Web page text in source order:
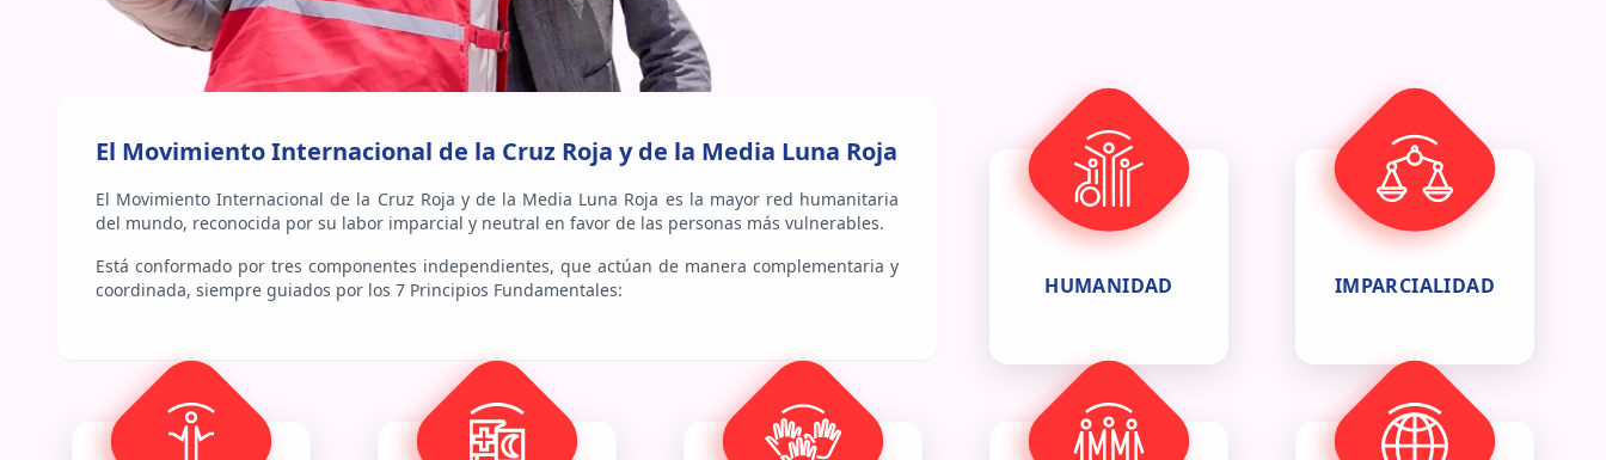
El Movimiento Internacional de la Cruz Roja y de la Media Luna Roja
El Movimiento Internacional de la Cruz Roja y de la Media Luna Roja es la mayor red humanitaria
del mundo, reconocida por su labor imparcial y neutral en favor de las personas más vulnerables.
Está conformado por tres componentes independientes, que actúan de manera complementaria y
coordinada, siempre guiados por los 7 Principios Fundamentales:
HUMANIDAD IMPARCIALIDAD